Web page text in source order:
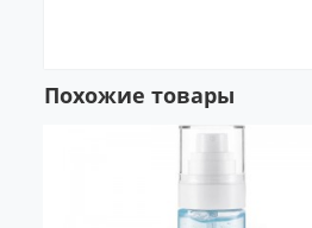
Похожие товары